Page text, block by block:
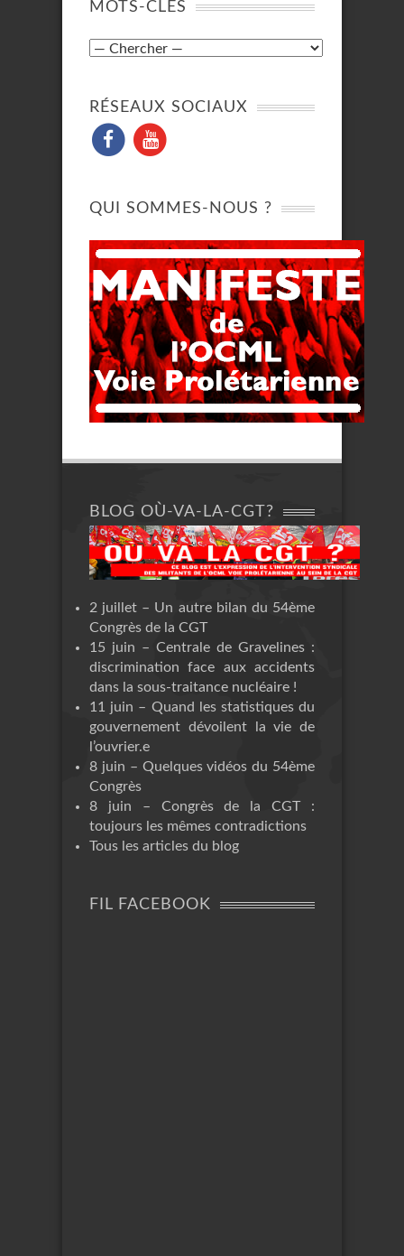
MOTS-CLÉS
RÉSEAUX SOCIAUX
QUI SOMMES-NOUS ?
BLOG OÙ-VA-LA-CGT?
2 juillet – Un autre bilan du 54ème
Congrès de la CGT
15 juin – Centrale de Gravelines :
discrimination face aux accidents
dans la sous-traitance nucléaire !
11 juin – Quand les statistiques du
gouvernement dévoilent la vie de
l’ouvrier.e
8 juin – Quelques vidéos du 54ème
Congrès
8 juin – Congrès de la CGT :
toujours les mêmes contradictions
Tous les articles du blog
FIL FACEBOOK